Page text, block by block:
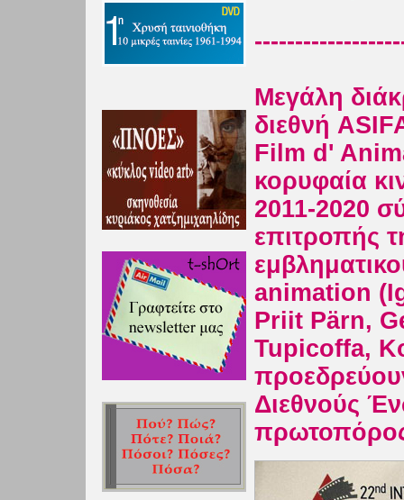
Μεγάλη
διεθνή
Film d'
κορυφαία
2011-2020
επιτροπής
animation
Priit Pärn,
Tupicoffa,
Διεθνούς